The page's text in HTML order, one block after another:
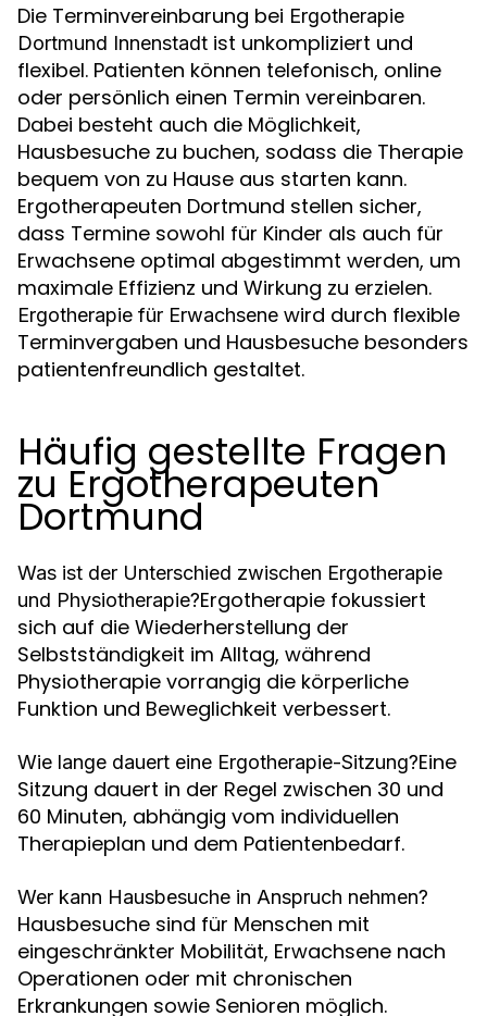
Die Terminvereinbarung bei Ergotherapie
Dortmund Innenstadt ist unkompliziert und
flexibel. Patienten können telefonisch, online
oder persönlich einen Termin vereinbaren.
Dabei besteht auch die Möglichkeit,
Hausbesuche zu buchen, sodass die Therapie
bequem von zu Hause aus starten kann.
Ergotherapeuten Dortmund stellen sicher,
dass Termine sowohl für Kinder als auch für
Erwachsene optimal abgestimmt werden, um
maximale Effizienz und Wirkung zu erzielen.
Ergotherapie für Erwachsene wird durch flexible
Terminvergaben und Hausbesuche besonders
patientenfreundlich gestaltet.
Häufig gestellte Fragen
zu Ergotherapeuten
Dortmund
Was ist der Unterschied zwischen Ergotherapie
und Physiotherapie?Ergotherapie fokussiert
sich auf die Wiederherstellung der
Selbstständigkeit im Alltag, während
Physiotherapie vorrangig die körperliche
Funktion und Beweglichkeit verbessert.
Wie lange dauert eine Ergotherapie-Sitzung?Eine
Sitzung dauert in der Regel zwischen 30 und
60 Minuten, abhängig vom individuellen
Therapieplan und dem Patientenbedarf.
Wer kann Hausbesuche in Anspruch nehmen?
Hausbesuche sind für Menschen mit
eingeschränkter Mobilität, Erwachsene nach
Operationen oder mit chronischen
Erkrankungen sowie Senioren möglich.